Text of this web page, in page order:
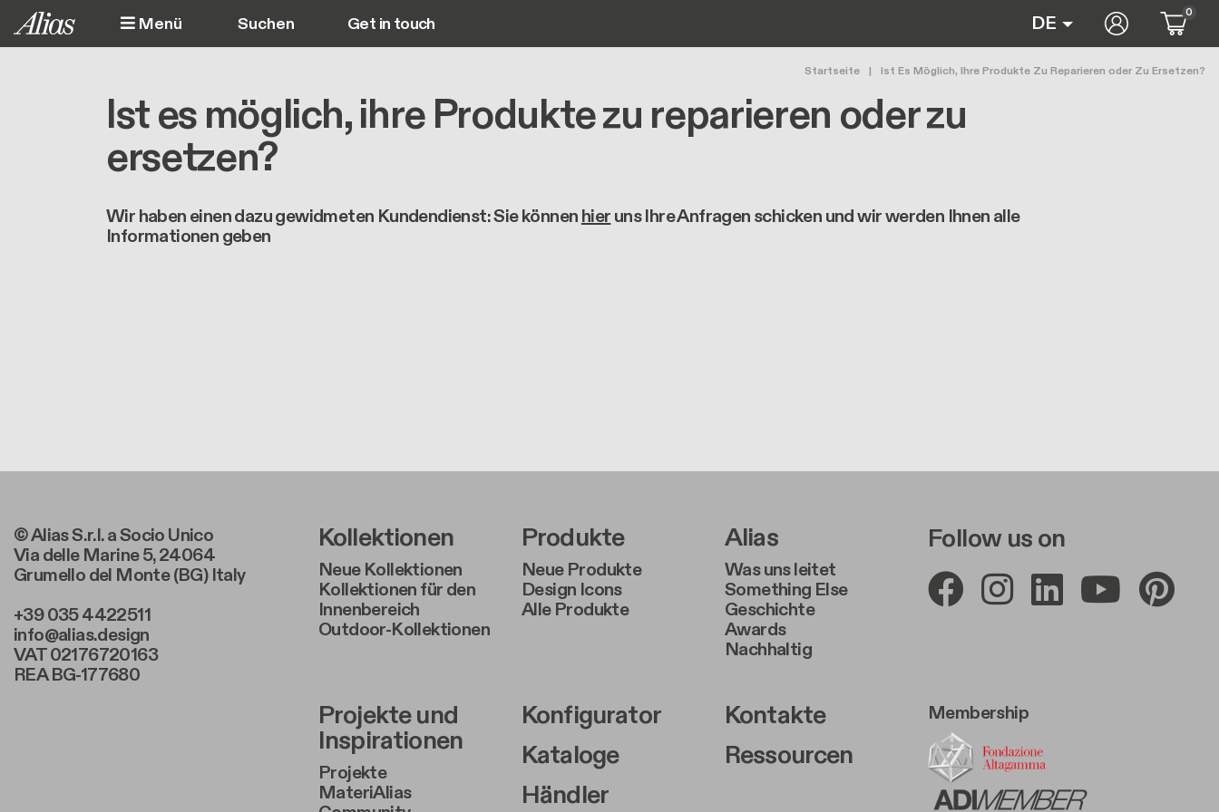
Direkt zum Inhalt
Menü Main navigation
Get in touch DE User 0
Pfadnavigation
Startseite Ist Es Möglich, Ihre Produkte Zu Reparieren oder Zu Ersetzen?
Ist es möglich, ihre Produkte zu reparieren oder zu
ersetzen?
Wir haben einen dazu gewidmeten Kundendienst: Sie könnenhieruns Ihre Anfragen schicken und wir werden Ihnen alle
Informationen geben
© Alias S.r.l. a Socio Unico
Via delle Marine 5, 24064
Grumello del Monte (BG) Italy
+39 035 4422511
info@alias.design
VAT 02176720163
REA BG-177680
Footer Left Middle A
Kollektionen
Neue Kollektionen
Kollektionen für den
Innenbereich
Outdoor-Kollektionen
Footer Right Middle A
Produkte
Neue Produkte
Design Icons
Alle Produkte
Footer Right A
Alias
Was uns leitet
Something Else
Geschichte
Awards
Nachhaltig
Follow us on
Footer Left Middle B
Projekte und
Inspirationen
Projekte
MateriAlias
Footer Right Middle B
Konfigurator
Kataloge
Händler
Footer Right 2
Kontakte
Ressourcen
Membership